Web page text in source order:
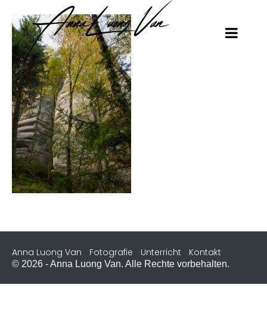
Anna Luong Van Fotografie Unterricht Kontakt
© 2026 - Anna Luong Van. Alle Rechte vorbehalten.